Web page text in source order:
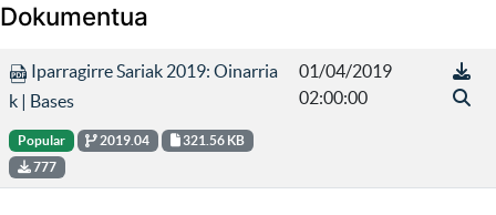
Dokumentua
Iparragirre Sariak 2019: Oinarria
k | Bases
Popular 2019.04
321.56 KB
777
01/04/2019
02:00:00